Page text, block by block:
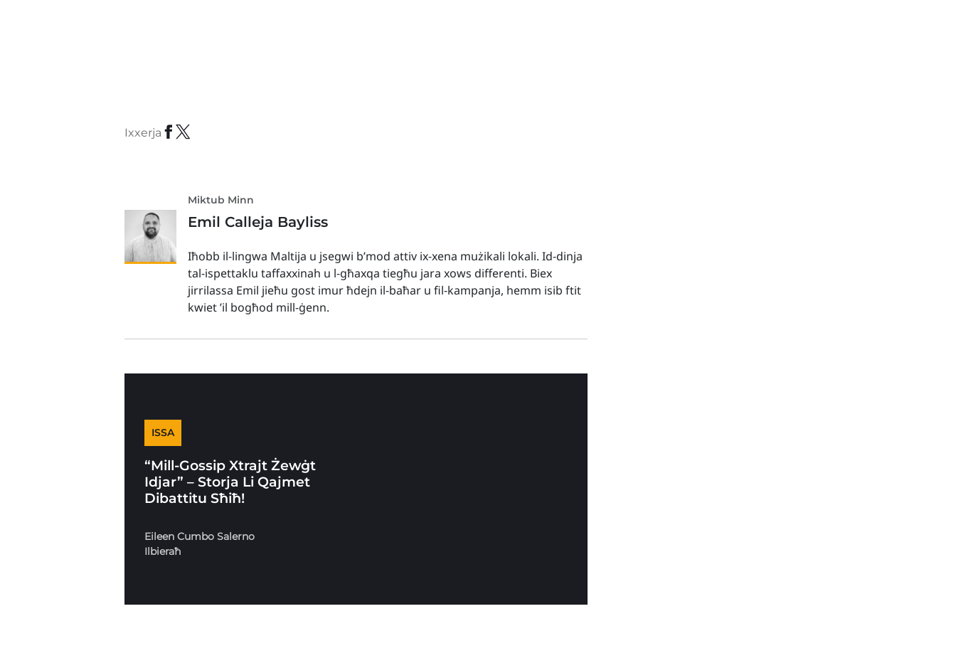
Ixxerja
Miktub Minn
Emil Calleja Bayliss
Iħobb il-lingwa Maltija u jsegwi b’mod attiv ix-xena mużikali lokali. Id-dinja
tal-ispettaklu taffaxxinah u l-għaxqa tiegħu jara xows differenti. Biex
jirrilassa Emil jieħu gost imur ħdejn il-baħar u fil-kampanja, hemm isib ftit
kwiet ’il bogħod mill-ġenn.
ISSA
“Mill-Gossip Xtrajt Żewġt
Idjar” – Storja Li Qajmet
Dibattitu Sħiħ!
Eileen Cumbo Salerno
Ilbieraħ